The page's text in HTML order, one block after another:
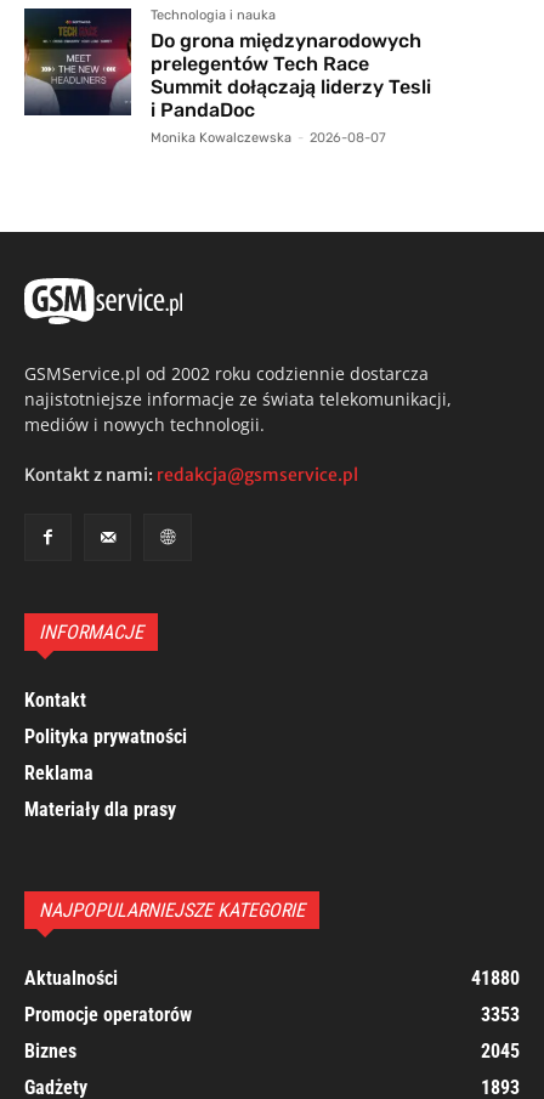
Technologia i nauka
Do grona międzynarodowych
prelegentów Tech Race
Summit dołączają liderzy Tesli
i PandaDoc
Monika Kowalczewska - 2026-08-07
GSMService.pl od 2002 roku codziennie dostarcza
najistotniejsze informacje ze świata telekomunikacji,
mediów i nowych technologii.
Kontakt z nami: redakcja@gsmservice.pl
INFORMACJE
Kontakt
Polityka prywatności
Reklama
Materiały dla prasy
NAJPOPULARNIEJSZE KATEGORIE
Aktualności
41880
Promocje operatorów
3353
Biznes
2045
Gadżety
1893